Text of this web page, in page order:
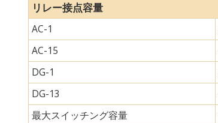
リレー接点容量
AC-1
AC-15
DG-1
DG-13
最大スイッチング容量